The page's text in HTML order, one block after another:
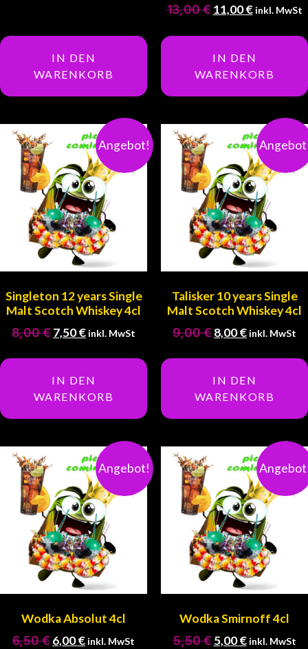
IN DEN
WARENKORB
13,00€ 11,00€ inkl. MwSt
IN DEN
WARENKORB
Angebot!
Singleton 12 years Single
Malt Scotch Whiskey 4cl
8,00€7,50€ inkl. MwSt
IN DEN
WARENKORB
Talisker 10 years Single
Malt Scotch Whiskey 4cl
9,00€8,00€ inkl. MwSt
IN DEN
WARENKORB
Angebot!
Wodka Absolut 4cl
6,50€6,00€ inkl. MwSt
Wodka Smirnoff 4cl
5,50€ 5,00€ inkl. MwSt